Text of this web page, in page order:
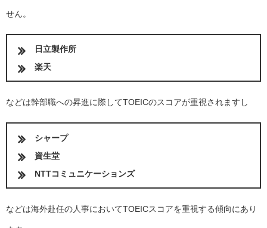
せん。
日立製作所
楽天
などは幹部職への昇進に際してTOEICのスコアが重視されますし
シャープ
資生堂
NTTコミュニケーションズ
などは海外赴任の人事においてTOEICスコアを重視する傾向にあり